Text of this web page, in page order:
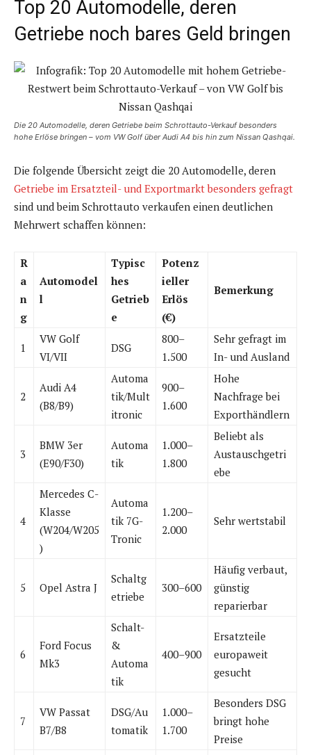
Top 20 Automodelle, deren
Getriebe noch bares Geld bringen
Die 20 Automodelle, deren Getriebe beim Schrottauto-Verkauf besonders
hohe Erlöse bringen – vom VW Golf über Audi A4 bis hin zum Nissan Qashqai.
Die folgende Übersicht zeigt die 20 Automodelle, deren
Getriebe im Ersatzteil- und Exportmarkt besonders gefragt
sind und beim Schrottauto verkaufen einen deutlichen
Mehrwert schaffen können:
R
a
n
g
Automodel
l
Typisc
hes
Getrieb
e
Potenz
ieller
Erlös
(€)
Bemerkung
1
VW Golf
VI/VII
DSG
800–
1.500
Sehr gefragt im
In- und Ausland
2
Audi A4
(B8/B9)
Automa
tik/Mult
itronic
900–
1.600
Hohe
Nachfrage bei
Exporthändlern
3
BMW 3er
(E90/F30)
Automa
tik
1.000–
1.800
Beliebt als
Austauschgetri
ebe
4
Mercedes C-
Klasse
(W204/W205
)
Automa
tik 7G-
Tronic
1.200–
2.000
Sehr wertstabil
5 Opel Astra J
Schaltg
etriebe
300–600
Häufig verbaut,
günstig
reparierbar
6
Ford Focus
Mk3
Schalt-
&
Automa
tik
400–900
Ersatzteile
europaweit
gesucht
7
VW Passat
B7/B8
DSG/Au
tomatik
1.000–
1.700
Besonders DSG
bringt hohe
Preise